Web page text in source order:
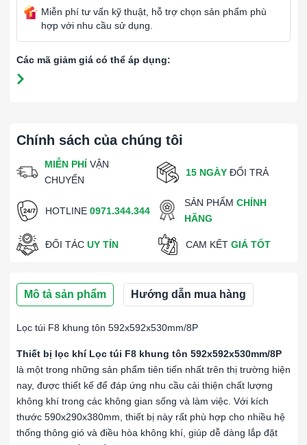
Chính sách của chúng tôi
MIỄN PHÍ VẬN
CHUYỂN
15 NGÀY ĐỔI TRẢ
HOTLINE 0971.344.344
SẢN PHẨMCHÍNH
HÃNG
ĐỐI TÁC UY TÍN CAM KẾT GIÁ TỐT
Mô tả sản phẩm Hướng dẫn mua hàng
Lọc túi F8 khung tôn 592x592x530mm/8P
Thiết bị lọc khí Lọc túi F8 khung tôn 592x592x530mm/8P
là một trong những sản phẩm tiên tiến nhất trên thị trường hiện
nay, được thiết kế để đáp ứng nhu cầu cải thiện chất lượng
không khí trong các không gian sống và làm việc. Với kích
thước 590x290x380mm, thiết bị này rất phù hợp cho nhiều hệ
thống thông gió và điều hòa không khí, giúp dễ dàng lắp đặt
Miễn phí tư vấn kỹ thuật, hỗ trợ chọn sản phẩm phù
hợp với nhu cầu sử dụng.
Các mã giảm giá có thể áp dụng: